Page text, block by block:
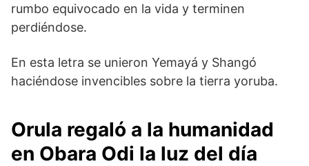
rumbo equivocado en la vida y terminen
perdiéndose.
En esta letra se unieron Yemayá y Shangó
haciéndose invencibles sobre la tierra yoruba.
Orula regaló a la humanidad
en Obara Odi la luz del día